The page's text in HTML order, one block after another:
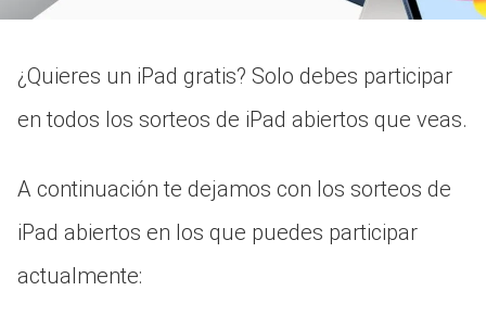
¿Quieres un iPad gratis? Solo debes participar
en todos los sorteos de iPad abiertos que veas.
A continuación te dejamos con los sorteos de
iPad abiertos en los que puedes participar
actualmente: